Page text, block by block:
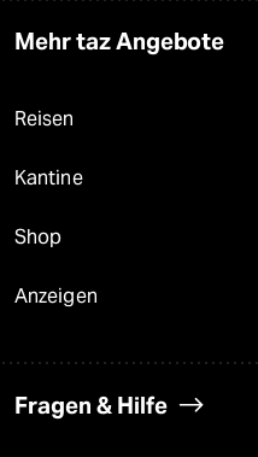
Mehr taz Angebote
Reisen
Kantine
Shop
Anzeigen
Fragen & Hilfe